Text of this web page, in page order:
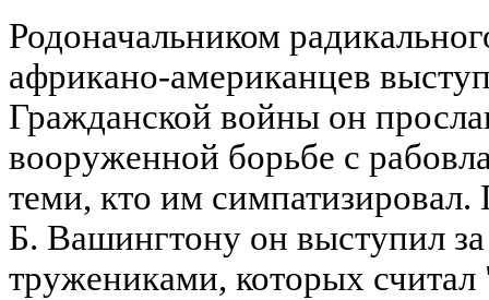
Родоначальником
африкано-американцев
Гражданской войны он
вооруженной борьбе с
теми, кто им
Б. Вашингтону он выступил
тружениками, которых